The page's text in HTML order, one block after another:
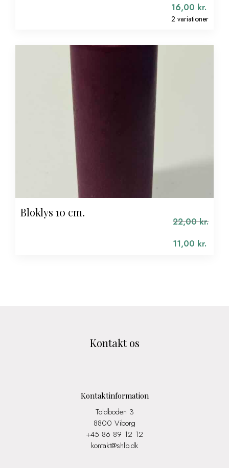
16,00 kr.
2 variationer
Bloklys 10 cm.
22,00kr.
oprindelige
11,00 kr.
Kontakt os
Kontaktinformation
Toldboden 3
8800 Viborg
+45 86 89 12 12
kontakt@shlb.dk